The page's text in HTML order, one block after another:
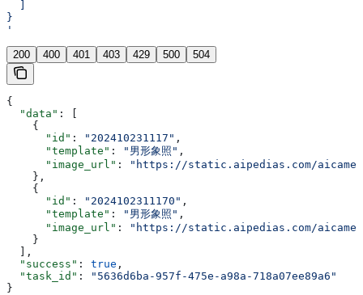
}
'
200 400 401 403 429 500 504
{
  "data"
: [
    {
      "id"
: "202410231117" ,
      "template"
: "男形象照" ,
      "image_url"
:
"https://static.aipedias.com/
    },
    {
      "id"
: "2024102311170" ,
      "template"
: "男形象照" ,
      "image_url"
:
"https://static.aipedias.com/
    }
  ],
  "success"
: true ,
  "task_id"
:
"5636d6ba-957f-475e-a98a-718a07ee89a6"
}